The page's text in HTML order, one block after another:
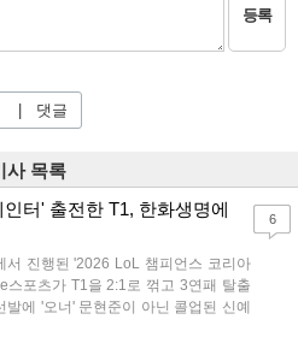
등록
댓글
사 목록
터' 출전한 T1, 한화생명에
서 진행된 '2026 LoL 챔피언스 코리아
스포츠가 T1을 2:1로 꺾고 3연패 탈출
발에 '오너' 문현준이 아닌 콜업된 신예
만, 결국 1:2로 패배하고 말았다. T1은
6